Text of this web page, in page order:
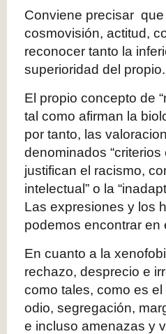
Conviene precisar
cosmovisión, actitud,
reconocer tanto la
superioridad del propio.
El propio concepto de
tal como afirman la
por tanto, las
denominados
justifican el racismo,
intelectual” o la
Las expresiones y los
podemos encontrar
En cuanto a la
rechazo, desprecio e
como tales, como es
odio, segregación,
e incluso amenazas y